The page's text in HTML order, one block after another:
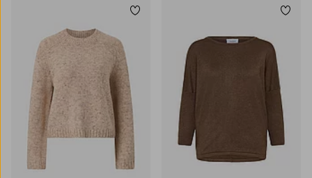
Legg til favoritter
XL